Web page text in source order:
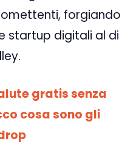
forgiando
startup digitali al di
gratis senza
cosa sono gli